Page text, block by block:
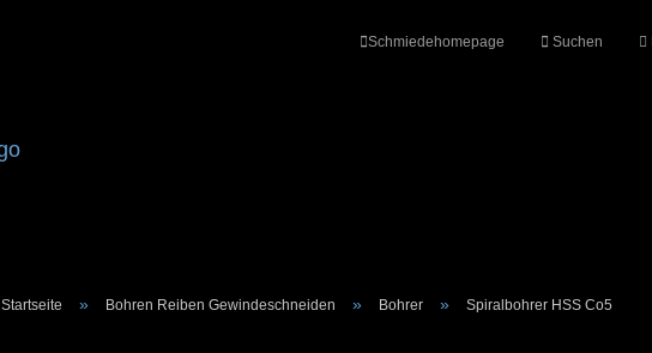
Schmiedehomepage Suchen
Startseite » Bohren Reiben Gewindeschneiden » Bohrer » Spiralbohrer HSS Co5